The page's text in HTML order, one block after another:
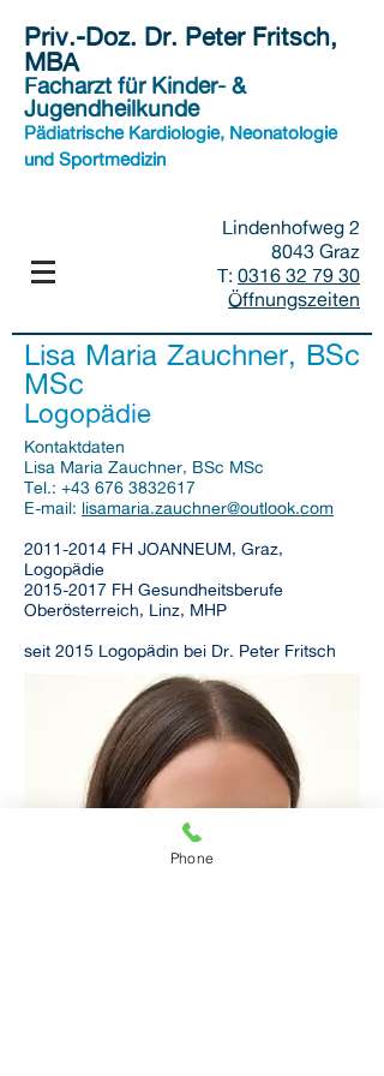
Priv.-Doz. Dr. Peter Fritsch,
MBA
Facharzt für Kinder- &
Jugendheilkunde
Pädiatrische Kardiologie, Neonatologie
und Sportmedizin
Lindenhofweg 2
8043 Graz
T: 0316 32 79 30
Öffnungszeiten
Lisa Maria Zauchner, BSc
MSc
Logopädie
Kontaktdaten
Lisa Maria Zauchner, BSc MSc
Tel.: +43 676 3832617
E-mail: lisamaria.zauchner@outlook.com
2011-2014 FH JOANNEUM, Graz,
Logopädie
2015-2017 FH Gesundheitsberufe
Oberösterreich, Linz, MHP
seit 2015 Logopädin bei Dr. Peter Fritsch
Phone